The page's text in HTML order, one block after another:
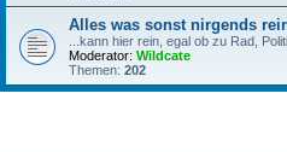
Alles was sonst nirgends
...kann hier rein, egal ob zu Rad,
Moderator: Wildcate
Themen: 202